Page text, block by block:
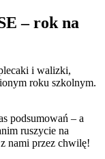
– rok na
i walizki,
roku szkolnym.
podsumowań – a
ruszycie na
nami przez chwilę!